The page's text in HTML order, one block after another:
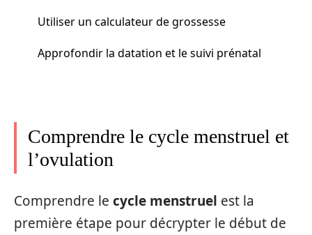
Utiliser un calculateur de grossesse
Approfondir la datation et le suivi prénatal
Comprendre le cycle menstruel et
l’ovulation
Comprendre le cycle menstruel est la
première étape pour décrypter le début de